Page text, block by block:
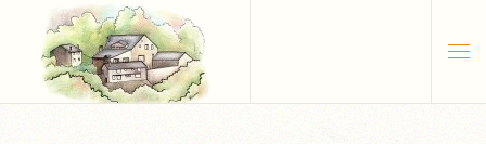
Skip to main content